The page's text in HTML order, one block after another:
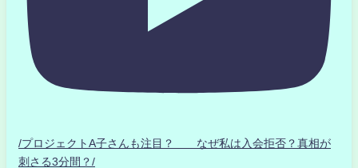
/プロジェクトA子さんも注目？ なぜ私は入会拒否？真相が
刺さる3分間？/